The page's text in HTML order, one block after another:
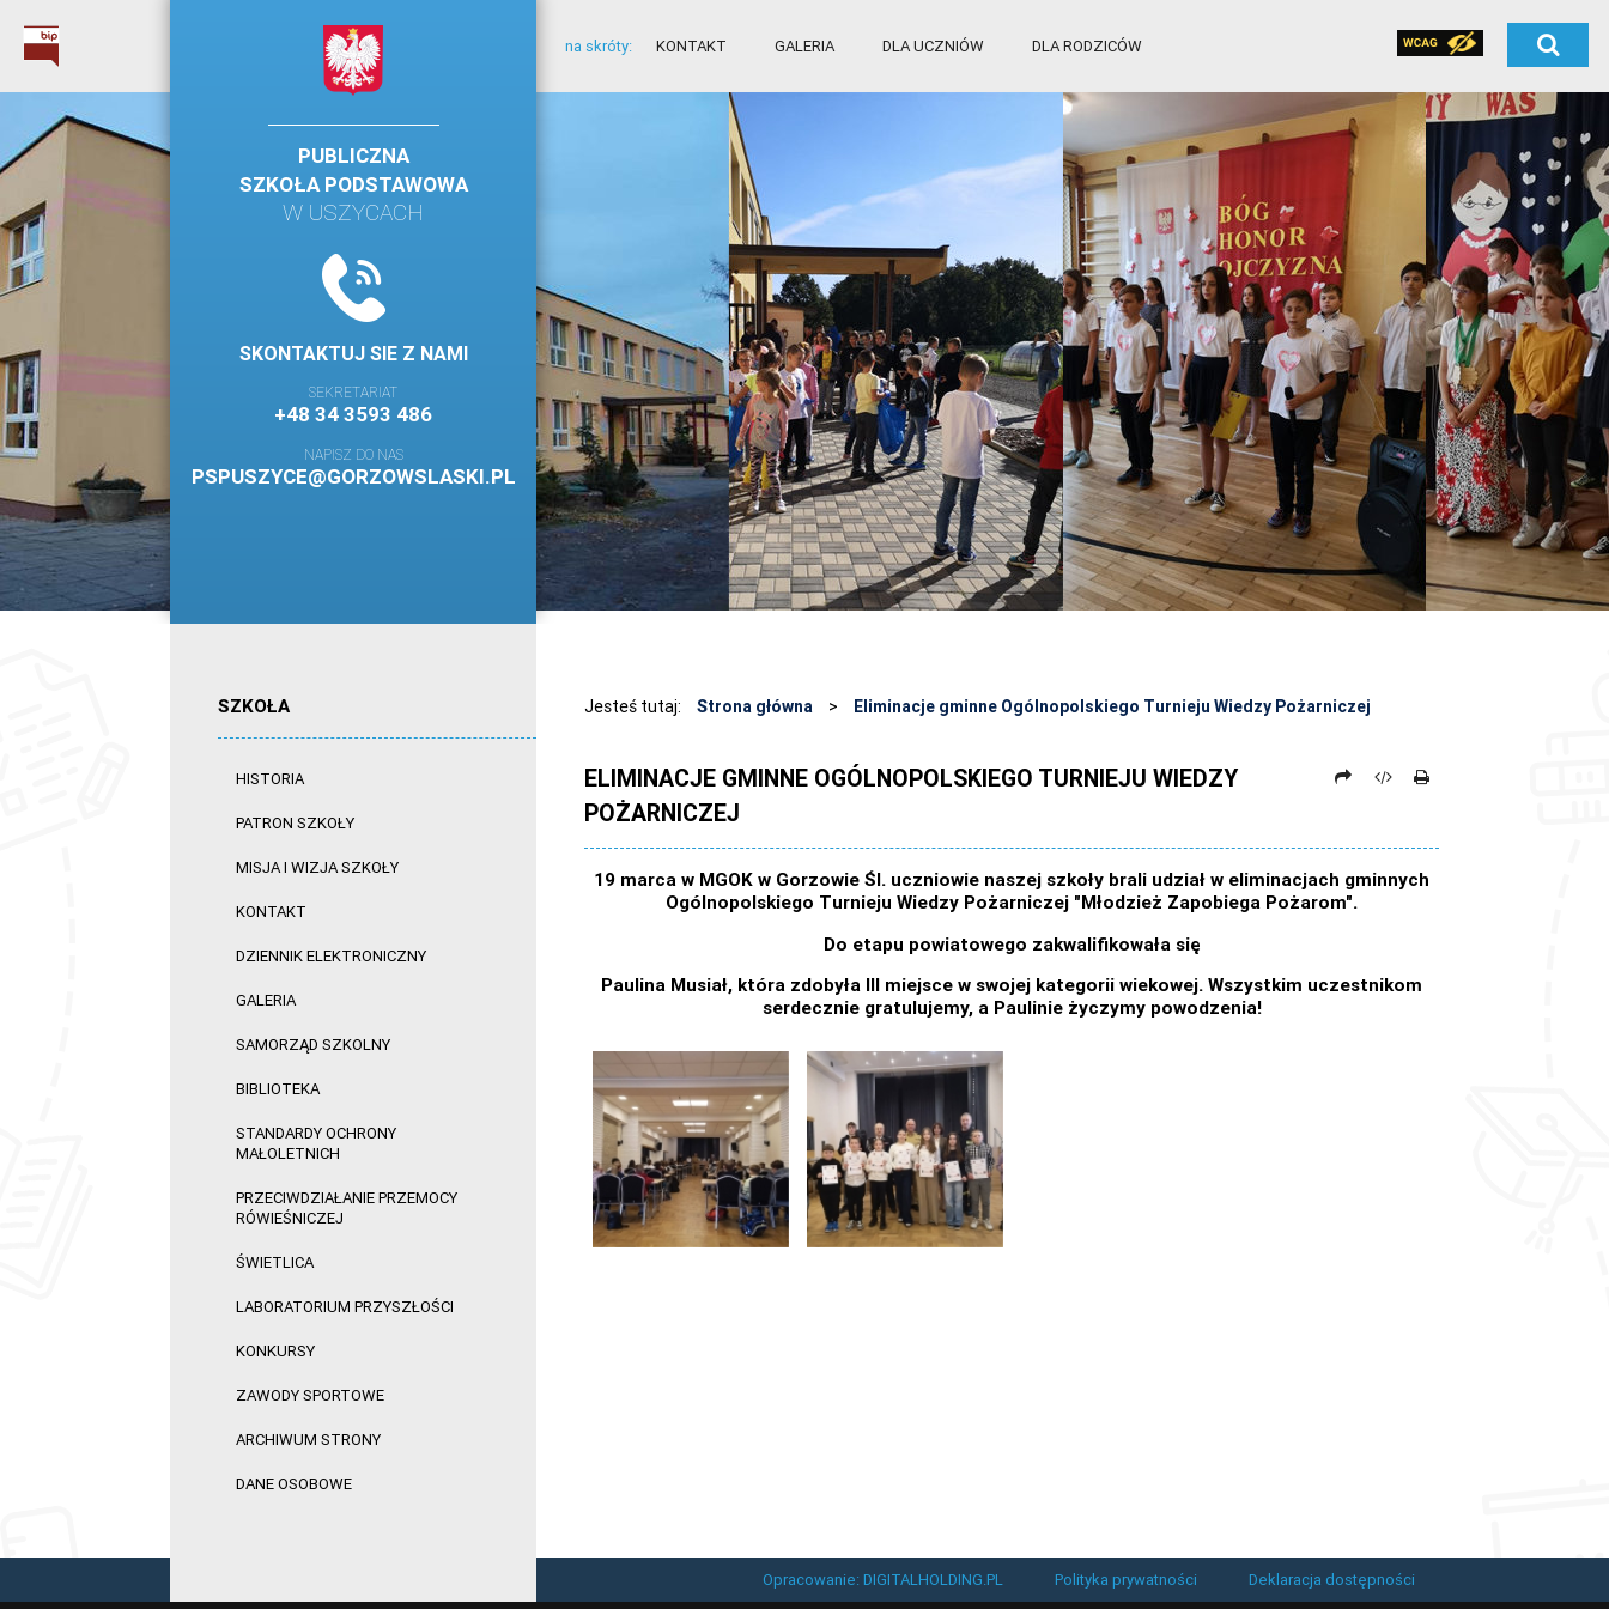
na skróty: KONTAKT GALERIA DLA UCZNIÓW DLA RODZICÓW
PUBLICZNA
SZKOŁA PODSTAWOWA
W USZYCACH
SKONTAKTUJ SIE Z NAMI
SEKRETARIAT
+48 34 3593 486
NAPISZ DO NAS
PSPUSZYCE@GORZOWSLASKI.PL
SZKOŁA
HISTORIA
PATRON SZKOŁY
MISJA I WIZJA SZKOŁY
KONTAKT
DZIENNIK ELEKTRONICZNY
GALERIA
SAMORZĄD SZKOLNY
BIBLIOTEKA
STANDARDY OCHRONY
MAŁOLETNICH
PRZECIWDZIAŁANIE PRZEMOCY
RÓWIEŚNICZEJ
ŚWIETLICA
LABORATORIUM PRZYSZŁOŚCI
KONKURSY
ZAWODY SPORTOWE
ARCHIWUM STRONY
DANE OSOBOWE
Jesteś tutaj: Strona główna > Eliminacje gminne Ogólnopolskiego Turnieju Wiedzy Pożarniczej
ELIMINACJE GMINNE OGÓLNOPOLSKIEGO TURNIEJU WIEDZY
POŻARNICZEJ
19 marca w MGOK w Gorzowie Śl. uczniowie naszej szkoły brali udział w eliminacjach gminnych
Ogólnopolskiego Turnieju Wiedzy Pożarniczej "Młodzież Zapobiega Pożarom".
Do etapu powiatowego zakwalifikowała się
Paulina Musiał, która zdobyła III miejsce w swojej kategorii wiekowej. Wszystkim uczestnikom
serdecznie gratulujemy, a Paulinie życzymy powodzenia!
Opracowanie: DIGITALHOLDING.PL Polityka prywatności Deklaracja dostępności